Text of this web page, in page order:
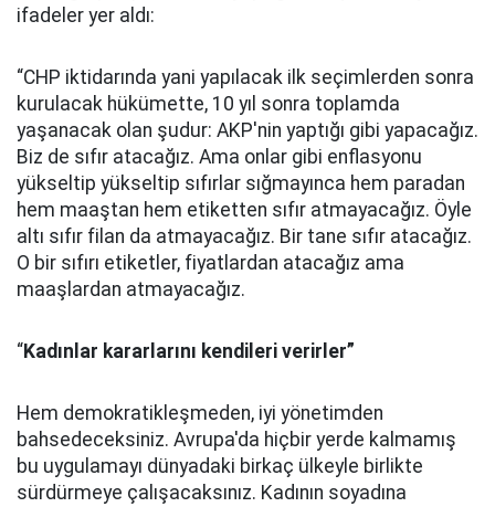
ifadeler yer aldı:
“CHP iktidarında yani yapılacak ilk seçimlerden sonra
kurulacak hükümette, 10 yıl sonra toplamda
yaşanacak olan şudur: AKP'nin yaptığı gibi yapacağız.
Biz de sıfır atacağız. Ama onlar gibi enflasyonu
yükseltip yükseltip sıfırlar sığmayınca hem paradan
hem maaştan hem etiketten sıfır atmayacağız. Öyle
altı sıfır filan da atmayacağız. Bir tane sıfır atacağız.
O bir sıfırı etiketler, fiyatlardan atacağız ama
maaşlardan atmayacağız.
“Kadınlar kararlarını kendileri verirler”
Hem demokratikleşmeden, iyi yönetimden
bahsedeceksiniz. Avrupa'da hiçbir yerde kalmamış
bu uygulamayı dünyadaki birkaç ülkeyle birlikte
sürdürmeye çalışacaksınız. Kadının soyadına